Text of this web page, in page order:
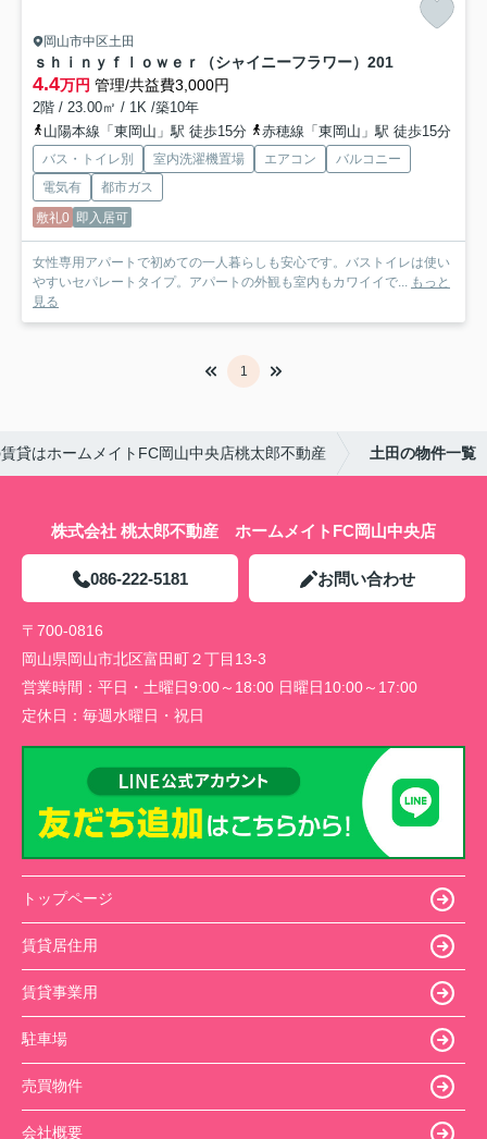
岡山市中区土田
ｓｈｉｎｙｆｌｏｗｅｒ（シャイニーフラワー） 201
4.4万円 管理/共益費3,000円
2階 / 23.00㎡ / 1K /築10年
山陽本線「東岡山」駅 徒歩15分
赤穂線「東岡山」駅 徒歩15分
バス・トイレ別 室内洗濯機置場 エアコン
バルコニー
電気有
都市ガス
敷礼0 即入居可
女性専用アパートで初めての一人暮らしも安心です。バストイレは使い
やすいセパレートタイプ。アパートの外観も室内もカワイイで... もっと
見る
1
貸はホームメイトFC岡山中央店桃太郎不動産 土田の物件一覧
株式会社 桃太郎不動産 ホームメイトFC岡山中央店
086-222-5181 お問い合わせ
〒700-0816
岡山県岡山市北区富田町２丁目13-3
営業時間： 平日・土曜日9:00～18:00 日曜日10:00～17:00
定休日： 毎週水曜日・祝日
トップページ
賃貸居住用
賃貸事業用
駐車場
売買物件
会社概要